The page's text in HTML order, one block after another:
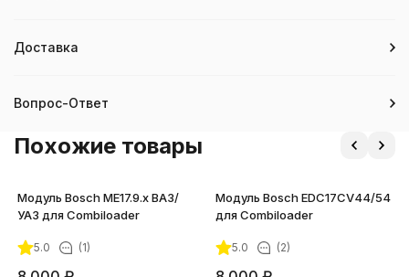
Доставка
Вопрос-Ответ
Похожие товары
Модуль Bosch ME17.9.x ВАЗ/
УАЗ для Combiloader
5.0 (1)
Модуль Bosch EDC17CV44/54
для Combiloader
5.0 (2)